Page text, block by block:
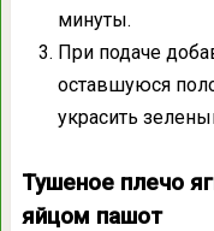
минуты.
При подаче
оставшуюся
украсить
Тушеное плечо
яйцом пашот